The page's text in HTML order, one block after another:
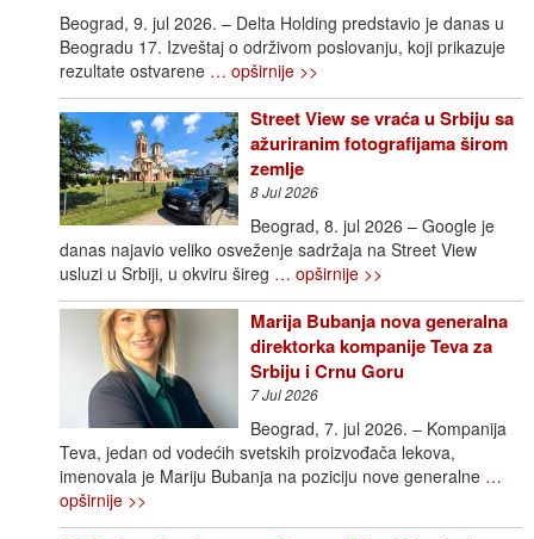
Beograd, 9. jul 2026. – Delta Holding predstavio je danas u
Beogradu 17. Izveštaj o održivom poslovanju, koji prikazuje
rezultate ostvarene … opširnije >>
Street View se vraća u Srbiju sa
ažuriranim fotografijama širom
zemlje
8 Jul 2026
Beograd, 8. jul 2026 – Google je
danas najavio veliko osveženje sadržaja na Street View
usluzi u Srbiji, u okviru šireg … opširnije >>
Marija Bubanja nova generalna
direktorka kompanije Teva za
Srbiju i Crnu Goru
7 Jul 2026
Beograd, 7. jul 2026. – Kompanija
Teva, jedan od vodećih svetskih proizvođača lekova,
imenovala je Mariju Bubanja na poziciju nove generalne …
opširnije >>